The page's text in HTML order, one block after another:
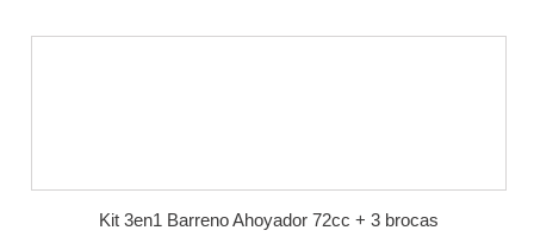
Kit 3en1 Barreno Ahoyador 72cc + 3 brocas